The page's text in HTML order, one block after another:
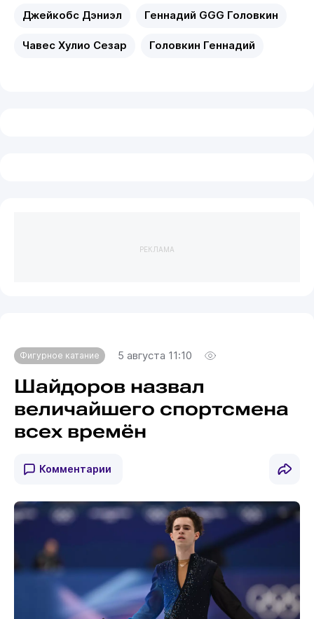
Джейкобс Дэниэл Геннадий GGG Головкин
Чавес Хулио Сезар Головкин Геннадий
РЕКЛАМА
Фигурное катание 5 августа 11:10
Шайдоров назвал
величайшего спортсмена
всех времён
Комментарии